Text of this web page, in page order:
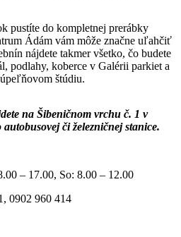
pustíte do kompletnej prerábky
Ádám vám môže značne uľahčiť
nájdete takmer všetko, čo budete
podlahy, koberce v Galérii parkiet a
štúdiu.
na Šibeničnom vrchu č. 1 v
či železničnej stanice.
– 17.00, So: 8.00 – 12.00
0902 960 414